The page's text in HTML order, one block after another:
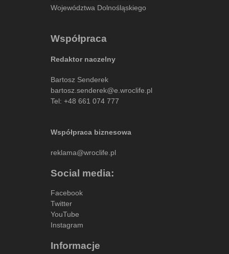
Województwa Dolnośląskiego
Współpraca
Redaktor naczelny
Bartosz Senderek
bartosz.senderek@e.wroclife.pl
Tel: +48 661 074 777
Współpraca biznesowa
reklama@wroclife.pl
Social media:
Facebook
Twitter
YouTube
Instagram
Informacje